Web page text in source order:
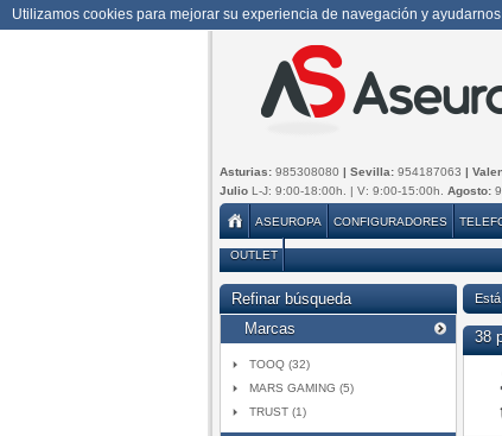
Utilizamos cookies para mejorar su experiencia de navegación y
Asturias: 985308080 | Sevilla: 954187063 |
JulioL-J: 9:00-18:00h. | V: 9:00-15:00h. Agosto:
ASEUROPA CONFIGURADORES
OUTLET
Refinar búsqueda
Marcas
TOOQ (32)
MARS GAMING (5)
TRUST (1)
38